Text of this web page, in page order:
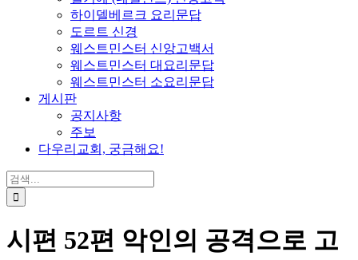
하이델베르크 요리문답
도르트 신경
웨스트민스터 신앙고백서
웨스트민스터 대요리문답
웨스트민스터 소요리문답
게시판
공지사항
주보
다우리교회, 궁금해요!
검
색
...
시편 52편 악인의 공격으로 고